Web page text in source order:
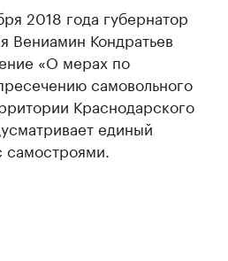
2018 года губернатор
Вениамин Кондратьев
«О мерах по
самовольного
Краснодарского
единый